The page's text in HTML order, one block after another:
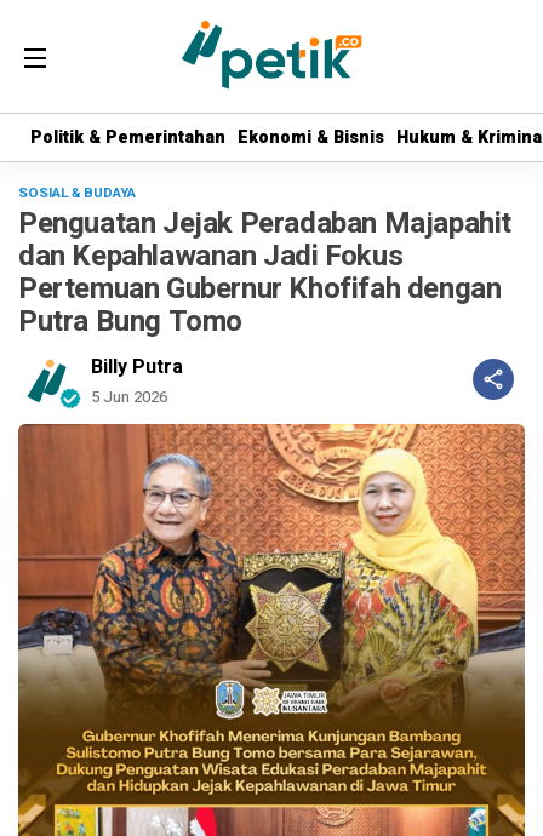
Politik & Pemerintahan Ekonomi & Bisnis Hukum &
Politik & Pemerintahan Ekonomi & Bisnis Hukum &
SOSIAL & BUDAYA
Penguatan Jejak Peradaban Majapahit
dan Kepahlawanan Jadi Fokus
Pertemuan Gubernur Khofifah dengan
Putra Bung Tomo
Billy Putra
5 Jun 2026